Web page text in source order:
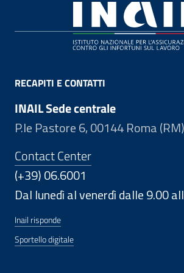
RECAPITI E CONTATTI
INAIL Sede centrale
P.le Pastore 6, 00144 Roma (RM)
Contact Center
(+39) 06.6001
Dal lunedì al venerdì dalle 9.00
Inail risponde
Sportello digitale